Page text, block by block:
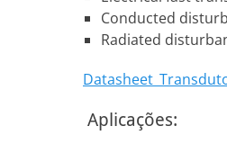
Conducted
Radiated
Aplicações: